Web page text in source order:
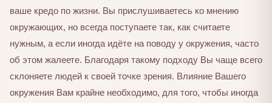
ваше кредо по жизни. Вы прислушиваетесь ко мнению
окружающих, но всегда поступаете так, как считаете
нужным, а если иногда идёте на поводу у окружения, часто
об этом жалеете. Благодаря такому подходу Вы чаще всего
склоняете людей к своей точке зрения. Влияние Вашего
окружения Вам крайне необходимо, для того, чтобы иногда